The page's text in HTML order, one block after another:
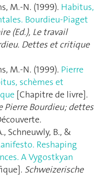
M.-N. (1999). Habitus,
Bourdieu-Piaget
(Ed.), Le travail
Dettes et critique
M.-N. (1999). Pierre
schèmes et
[Chapitre de livre].
Pierre Bourdieu; dettes
Schneuwly, B., &
Reshaping
A Vygostkyan
Schweizerische